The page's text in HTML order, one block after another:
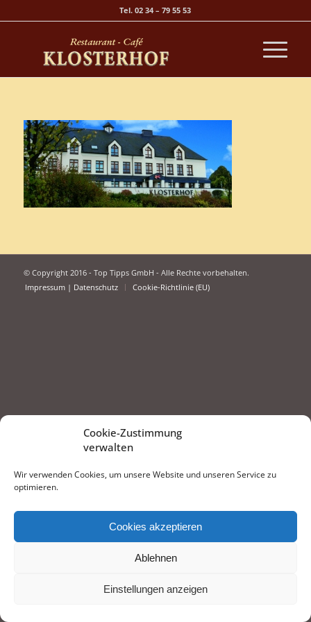
Cookie-Zustimmung
verwalten
Wir verwenden Cookies, um unsere Website und unseren Service zu
optimieren.
Cookies akzeptieren
Ablehnen
Einstellungen anzeigen
Tel. 02 34 – 79 55 53
© Copyright 2016 - Top Tipps GmbH - Alle Rechte vorbehalten.
Impressum | Datenschutz
Cookie-Richtlinie (EU)